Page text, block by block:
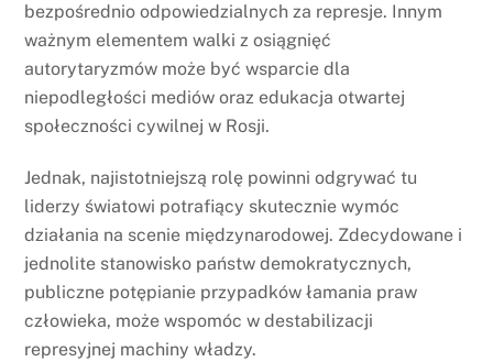
bezpośrednio odpowiedzialnych za represje. Innym
ważnym elementem walki z osiągnięć
autorytaryzmów może być wsparcie dla
niepodległości mediów oraz edukacja otwartej
społeczności cywilnej w Rosji.
Jednak, najistotniejszą rolę powinni odgrywać tu
liderzy światowi potrafiący skutecznie wymóc
działania na scenie międzynarodowej. Zdecydowane i
jednolite stanowisko państw demokratycznych,
publiczne potępianie przypadków łamania praw
człowieka, może wspomóc w destabilizacji
represyjnej machiny władzy.